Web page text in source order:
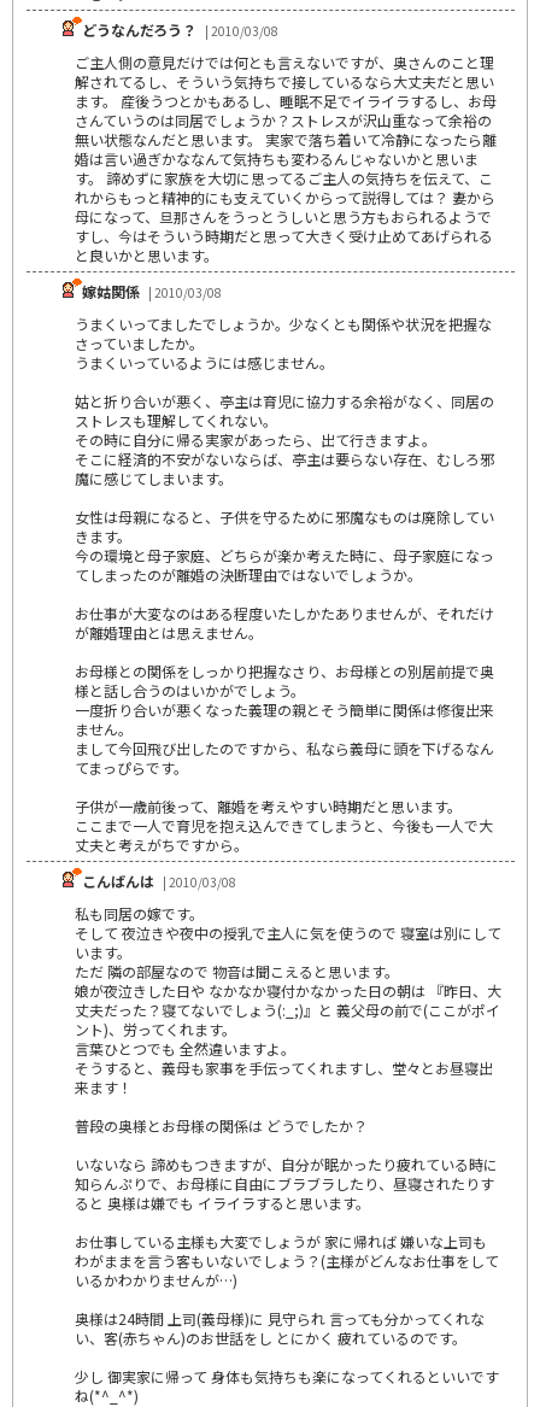
どうなんだろう？
| 2010/03/08
ご主人側の意見だけでは何とも言えないですが、奥さんのこと理
解されてるし、そういう気持ちで接しているなら大丈夫だと思い
ます。 産後うつとかもあるし、睡眠不足でイライラするし、お母
さんていうのは同居でしょうか？ストレスが沢山重なって余裕の
無い状態なんだと思います。 実家で落ち着いて冷静になったら離
婚は言い過ぎかななんて気持ちも変わるんじゃないかと思いま
す。 諦めずに家族を大切に思ってるご主人の気持ちを伝えて、こ
れからもっと精神的にも支えていくからって説得しては？ 妻から
母になって、旦那さんをうっとうしいと思う方もおられるようで
すし、今はそういう時期だと思って大きく受け止めてあげられる
と良いかと思います。
嫁姑関係 | 2010/03/08
うまくいってましたでしょうか。少なくとも関係や状況を把握な
さっていましたか。
うまくいっているようには感じません。
姑と折り合いが悪く、亭主は育児に協力する余裕がなく、同居の
ストレスも理解してくれない。
その時に自分に帰る実家があったら、出て行きますよ。
そこに経済的不安がないならば、亭主は要らない存在、むしろ邪
魔に感じてしまいます。
女性は母親になると、子供を守るために邪魔なものは廃除してい
きます。
今の環境と母子家庭、どちらが楽か考えた時に、母子家庭になっ
てしまったのが離婚の決断理由ではないでしょうか。
お仕事が大変なのはある程度いたしかたありませんが、それだけ
が離婚理由とは思えません。
お母様との関係をしっかり把握なさり、お母様との別居前提で奥
様と話し合うのはいかがでしょう。
一度折り合いが悪くなった義理の親とそう簡単に関係は修復出来
ません。
まして今回飛び出したのですから、私なら義母に頭を下げるなん
てまっぴらです。
子供が一歳前後って、離婚を考えやすい時期だと思います。
ここまで一人で育児を抱え込んできてしまうと、今後も一人で大
丈夫と考えがちですから。
こんばんは | 2010/03/08
私も同居の嫁です。
そして 夜泣きや夜中の授乳で主人に気を使うので 寝室は別にして
います。
ただ 隣の部屋なので 物音は聞こえると思います。
娘が夜泣きした日や なかなか寝付かなかった日の朝は 『昨日、大
丈夫だった？寝てないでしょう(:_;)』と 義父母の前で(ここがポイ
ント)、労ってくれます。
言葉ひとつでも 全然違いますよ。
そうすると、義母も家事を手伝ってくれますし、堂々とお昼寝出
来ます！
普段の奥様とお母様の関係は どうでしたか？
いないなら 諦めもつきますが、自分が眠かったり疲れている時に
知らんぷりで、お母様に自由にブラブラしたり、昼寝されたりす
ると 奥様は嫌でも イライラすると思います。
お仕事している主様も大変でしょうが 家に帰れば 嫌いな上司も
わがままを言う客もいないでしょう？(主様がどんなお仕事をして
いるかわかりませんが…)
奥様は24時間 上司(義母様)に 見守られ 言っても分かってくれな
い、客(赤ちゃん)のお世話をし とにかく 疲れているのです。
少し 御実家に帰って 身体も気持ちも楽になってくれるといいです
ね(*^_^*)